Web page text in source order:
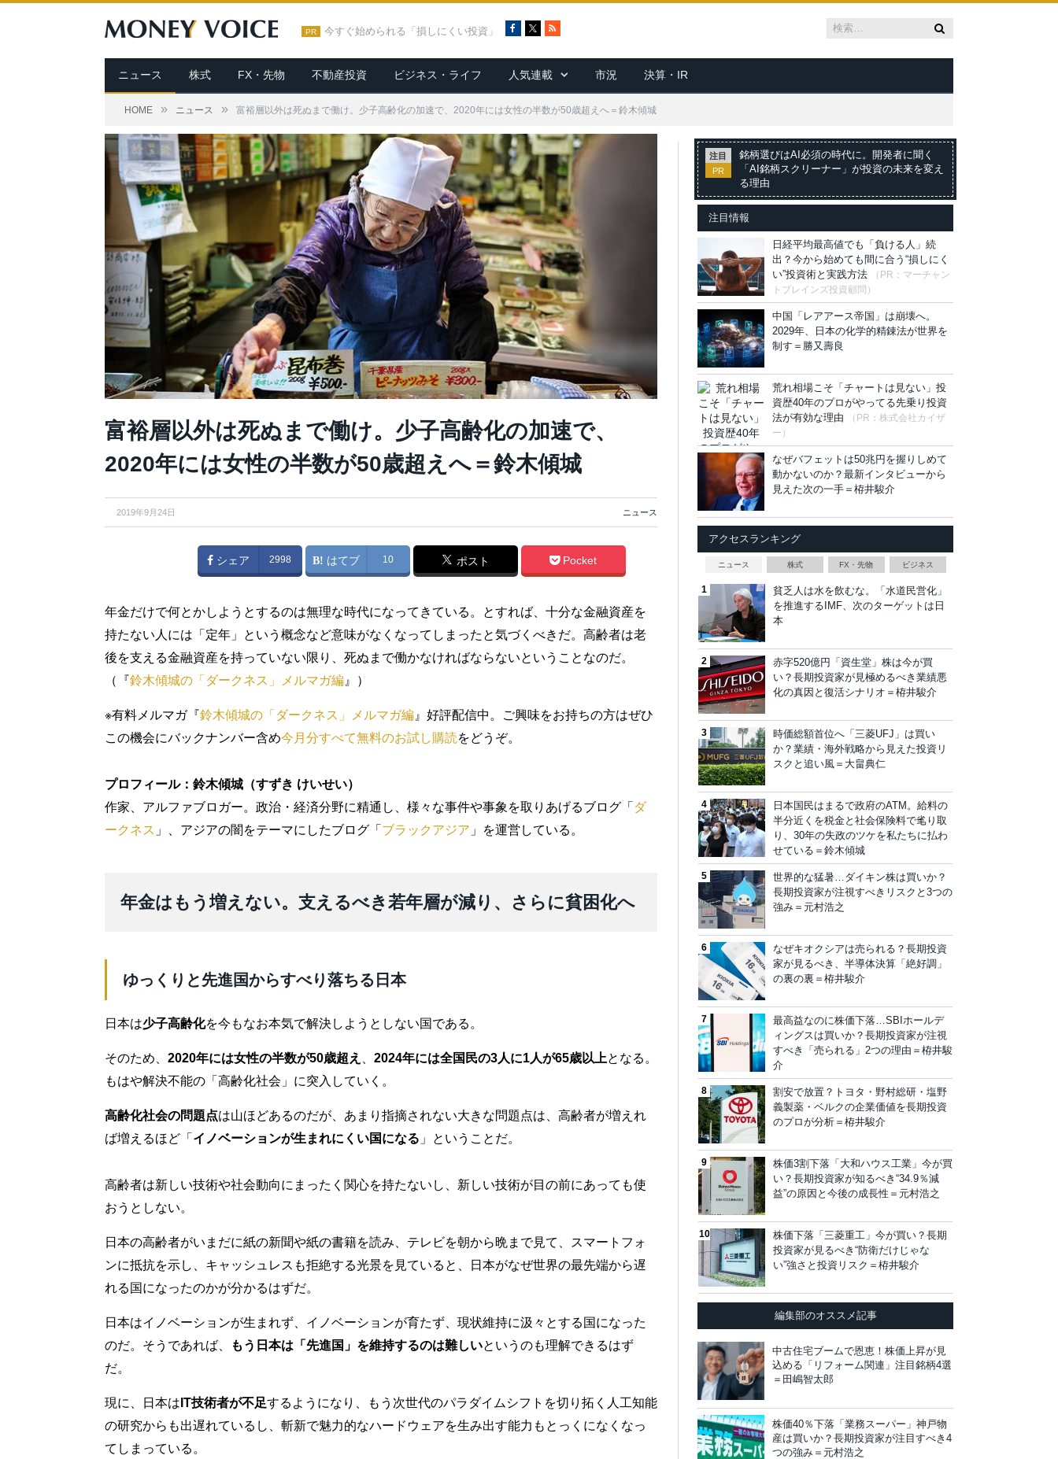
PR 今すぐ始められる「損しにくい投資」
c
e
b
o
k
R
S
ニュース 株式 FX・先物 不動産投資 ビジネス・ライフ 人気連載 市況 決算・IR
HOME » ニュース » 富裕層以外は死ぬまで働け。少子高齢化の加速で、2020年には女性の半数が50歳超えへ＝鈴木傾城
富裕層以外は死ぬまで働け。少子高齢化の加速で、
2020年には女性の半数が50歳超えへ＝鈴木傾城
2019年9月24日 ニュース
シェア 2998 はてブ 10 ポスト Pocket
年金だけで何とかしようとするのは無理な時代になってきている。とすれば、十分な金融資産を
持たない人には「定年」という概念など意味がなくなってしまったと気づくべきだ。高齢者は老
後を支える金融資産を持っていない限り、死ぬまで働かなければならないということなのだ。
（『鈴木傾城の「ダークネス」メルマガ編 』）
※有料メルマガ『鈴木傾城の「ダークネス」メルマガ編 』好評配信中。ご興味をお持ちの方はぜひ
この機会にバックナンバー含め今月分すべて無料のお試し購読をどうぞ。
プロフィール：鈴木傾城（すずき けいせい）
作家、アルファブロガー。政治・経済分野に精通し、様々な事件や事象を取りあげるブログ「 ダ
ークネス 」、アジアの闇をテーマにしたブログ「 ブラックアジア 」を運営している。
年金はもう増えない。支えるべき若年層が減り、さらに貧困化へ
ゆっくりと先進国からすべり落ちる日本
日本は少子高齢化を今もなお本気で解決しようとしない国である。
そのため、 2020年には女性の半数が50歳超え 2024年には全国民の3人に1人が65歳以上となる。
もはや解決不能の「高齢化社会」に突入していく。
高齢化社会の問題点は山ほどあるのだが、あまり指摘されない大きな問題点は、高齢者が増えれ
ば増えるほど「 イノベーションが生まれにくい国になる 」ということだ。
高齢者は新しい技術や社会動向にまったく関心を持たないし、新しい技術が目の前にあっても使
おうとしない。
日本の高齢者がいまだに紙の新聞や紙の書籍を読み、テレビを朝から晩まで見て、スマートフォ
ンに抵抗を示し、キャッシュレスも拒絶する光景を見ていると、日本がなぜ世界の最先端から遅
れる国になったのかが分かるはずだ。
日本はイノベーションが生まれず、イノベーションが育たず、現状維持に汲々とする国になった
のだ。そうであれば、
もう日本は「先進国」を維持するのは難しいというのも理解できるはず
だ。
現に、日本は IT技術者が不足するようになり、もう次世代のパラダイムシフトを切り拓く人工知能
の研究からも出遅れているし、斬新で魅力的なハードウェアを生み出す能力もとっくになくなっ
てしまっている。
注目
PR
銘柄選びはAI必須の時代に。開発者に聞く
「AI銘柄スクリーナー」が投資の未来を変え
る理由
注目情報
日経平均最高値でも「負ける人」続
出？今から始めても間に合う“損しにく
い”投資術と実践方法
（PR：マーチャン
トブレインズ投資顧問）
中国「レアアース帝国」は崩壊へ。
2029年、日本の化学的精錬法が世界を
制す＝勝又壽良
荒れ相場こそ「チャートは見ない」投
資歴40年のプロがやってる先乗り投資
法が有効な理由
（PR：株式会社カイザ
ー）
なぜバフェットは50兆円を握りしめて
動かないのか？最新インタビューから
見えた次の一手＝栫井駿介
アクセスランキング
ニュース 株式 FX・先物 ビジネス
貧乏人は水を飲むな。「水道民営化」
を推進するIMF、次のターゲットは日
本
赤字520億円「資生堂」株は今が買
い？長期投資家が見極めるべき業績悪
化の真因と復活シナリオ＝栫井駿介
時価総額首位へ「三菱UFJ」は買い
か？業績・海外戦略から見えた投資リ
スクと追い風＝大畠典仁
日本国民はまるで政府のATM。給料の
半分近くを税金と社会保険料で毟り取
り、30年の失政のツケを私たちに払わ
せている＝鈴木傾城
世界的な猛暑…ダイキン株は買いか？
長期投資家が注視すべきリスクと3つの
強み＝元村浩之
なぜキオクシアは売られる？長期投資
家が見るべき、半導体決算「絶好調」
の裏の裏＝栫井駿介
最高益なのに株価下落…SBIホールデ
ィングスは買いか？長期投資家が注視
すべき「売られる」2つの理由＝栫井駿
介
割安で放置？トヨタ・野村総研・塩野
義製薬・ベルクの企業価値を長期投資
のプロが分析＝栫井駿介
株価3割下落「大和ハウス工業」今が買
い？長期投資家が知るべき“34.9％減
益”の原因と今後の成長性＝元村浩之
株価下落「三菱重工」今が買い？長期
投資家が見るべき“防衛だけじゃな
い”強さと投資リスク＝栫井駿介
編集部のオススメ記事
中古住宅ブームで恩恵！株価上昇が見
込める「リフォーム関連」注目銘柄4選
＝田嶋智太郎
株価40％下落「業務スーパー」神戸物
産は買いか？長期投資家が注目すべき4
つの強み＝元村浩之